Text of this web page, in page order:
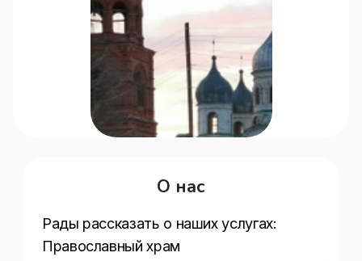
О нас
Рады рассказать о наших услугах:
Православный храм